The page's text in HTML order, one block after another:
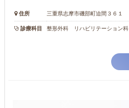
住所 三重県志摩市磯部町迫間３６１
診療科目 整形外科 リハビリテーション科